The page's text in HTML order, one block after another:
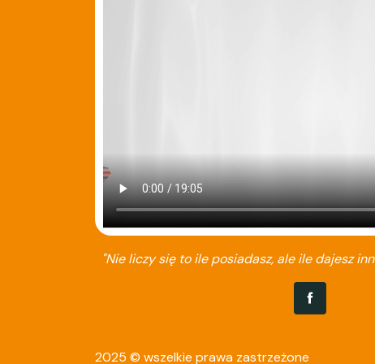
"Nie liczy się to ile posiadasz, ale ile dajesz
2025 © wszelkie prawa zastrzeżone